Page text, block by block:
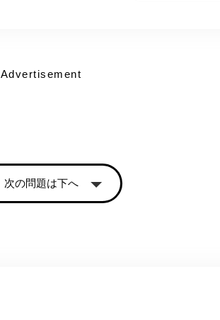
Advertisement
次の問題は下へ